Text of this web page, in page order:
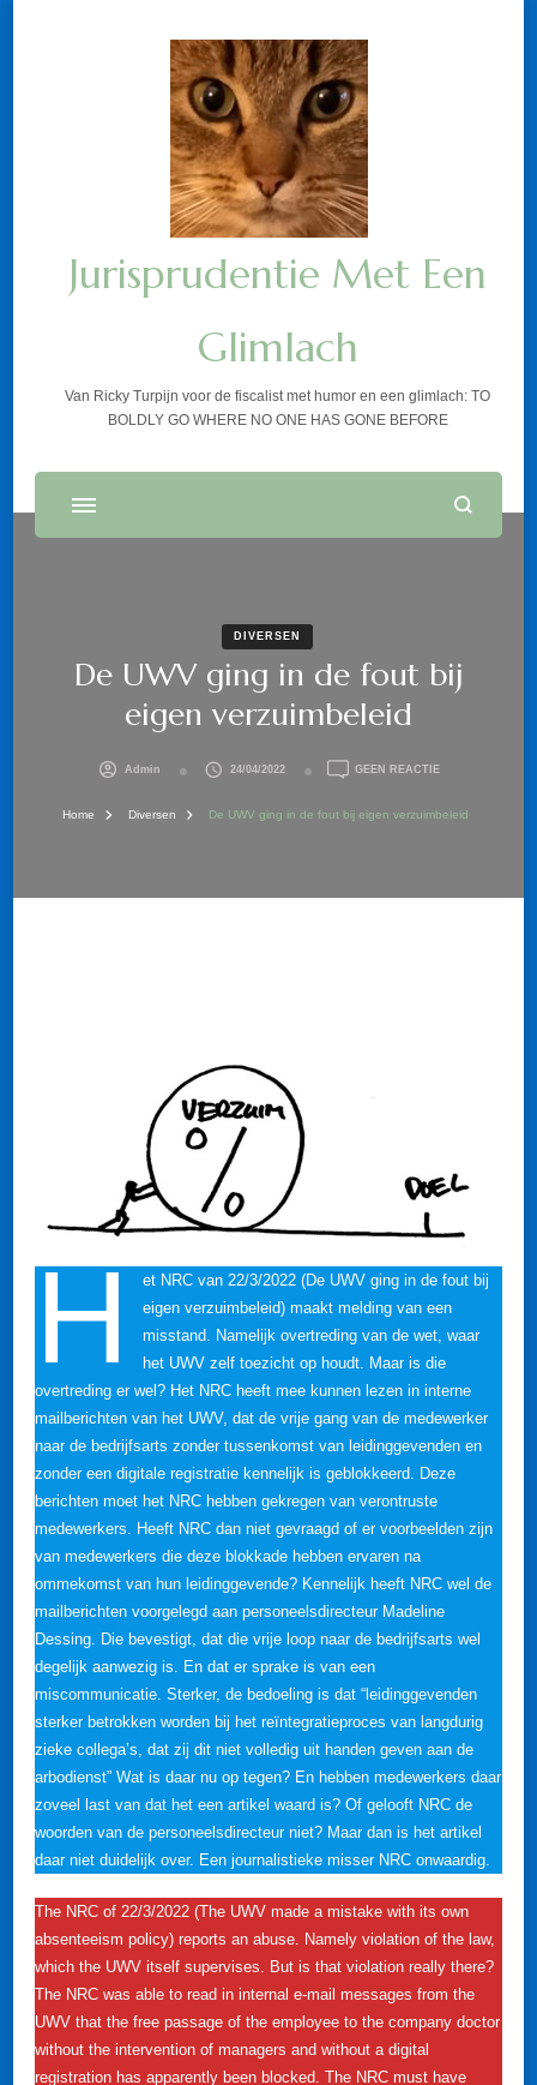
Jurisprudentie Met Een
Glimlach
Van Ricky Turpijn voor de fiscalist met humor en een glimlach: TO
BOLDLY GO WHERE NO ONE HAS GONE BEFORE
DIVERSEN
De UWV ging in de fout bij
eigen verzuimbeleid
Admin 24/04/2022 GEEN REACTIEOP
GING
Home Diversen De UWV ging in de fout bij eigen verzuimbeleid
H
et NRC van 22/3/2022 (De UWV ging in de fout bij
eigen verzuimbeleid) maakt melding van een
misstand. Namelijk overtreding van de wet, waar
het UWV zelf toezicht op houdt. Maar is die
overtreding er wel? Het NRC heeft mee kunnen lezen in interne
mailberichten van het UWV, dat de vrije gang van de medewerker
naar de bedrijfsarts zonder tussenkomst van leidinggevenden en
zonder een digitale registratie kennelijk is geblokkeerd. Deze
berichten moet het NRC hebben gekregen van verontruste
medewerkers. Heeft NRC dan niet gevraagd of er voorbeelden zijn
van medewerkers die deze blokkade hebben ervaren na
ommekomst van hun leidinggevende? Kennelijk heeft NRC wel de
mailberichten voorgelegd aan personeelsdirecteur Madeline
Dessing. Die bevestigt, dat die vrije loop naar de bedrijfsarts wel
degelijk aanwezig is. En dat er sprake is van een
miscommunicatie. Sterker, de bedoeling is dat “leidinggevenden
sterker betrokken worden bij het reïntegratieproces van langdurig
zieke collega’s, dat zij dit niet volledig uit handen geven aan de
arbodienst” Wat is daar nu op tegen? En hebben medewerkers daar
zoveel last van dat het een artikel waard is? Of gelooft NRC de
woorden van de personeelsdirecteur niet? Maar dan is het artikel
daar niet duidelijk over. Een journalistieke misser NRC onwaardig.
The NRC of 22/3/2022 (The UWV made a mistake with its own
absenteeism policy) reports an abuse. Namely violation of the law,
which the UWV itself supervises. But is that violation really there?
The NRC was able to read in internal e-mail messages from the
UWV that the free passage of the employee to the company doctor
without the intervention of managers and without a digital
registration has apparently been blocked. The NRC must have